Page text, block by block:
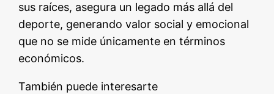
sus raíces, asegura un legado más allá del
deporte, generando valor social y emocional
que no se mide únicamente en términos
económicos.
También puede interesarte